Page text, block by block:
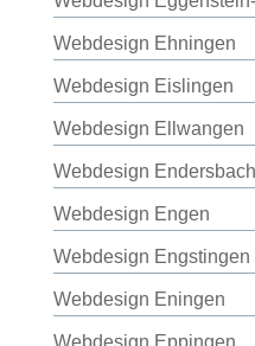
Webdesign Ehningen
Webdesign Eislingen
Webdesign Ellwangen
Webdesign Endersbach
Webdesign Engen
Webdesign Engstingen
Webdesign Eningen
Webdesign Eppingen